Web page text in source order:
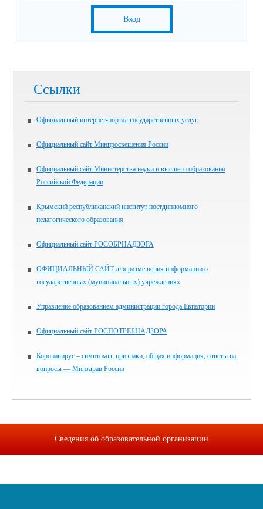
Вход
Ссылки
Официальный интернет-портал государственных услуг
Официальный сайт Минпросвещения России
Официальный сайт Министерства науки и высшего образования
Российской Федерации
Крымский республиканский институт постдипломного
педагогического образования
Официальный сайт РОСОБРНАДЗОРА
ОФИЦИАЛЬНЫЙ САЙТ для размещения информации о
государственных (муниципальных) учреждениях
Управление образованием администрации города Евпатории
Официальный сайт РОСПОТРЕБНАДЗОРА
Коронавирус – симптомы, признаки, общая информация, ответы на
вопросы — Минздрав России
Сведения об образовательной организации